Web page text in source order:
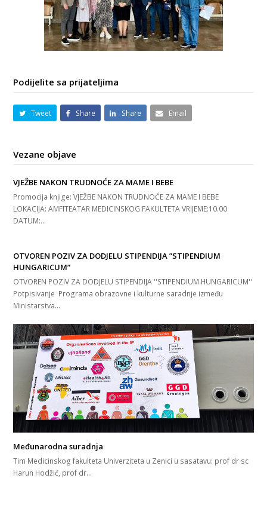
Podijelite sa prijateljima
Tweet Share Share Email
Vezane objave
VJEŽBE NAKON TRUDNOĆE ZA MAME I BEBE
Promocija knjige: VJEŽBE NAKON TRUDNOĆE ZA MAME I BEBE
LOKACIJA: AMFITEATAR MEDICINSKOG FAKULTETA VRIJEME:10.00
DATUM:…
OTVOREN POZIV ZA DODJELU STIPENDIJA ”STIPENDIUM
HUNGARICUM”
OTVOREN POZIV ZA DODJELU STIPENDIJA ''STIPENDIUM HUNGARICUM''
Potpisivanje Programa obrazovne i kulturne saradnje između
Ministarstva…
Međunarodna suradnja
Tim Medicinskog fakulteta Univerziteta u Zenici u sasatavu: prof dr sc
Harun Hodžić, prof dr…